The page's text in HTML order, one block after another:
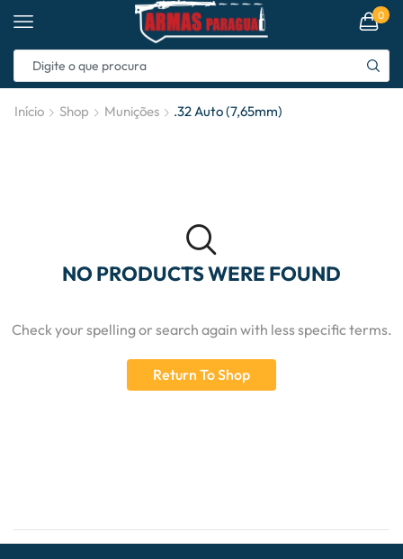
0
Início Shop Munições .32 Auto (7,65mm)
NO PRODUCTS WERE FOUND
Check your spelling or search again with less specific terms.
Return To Shop